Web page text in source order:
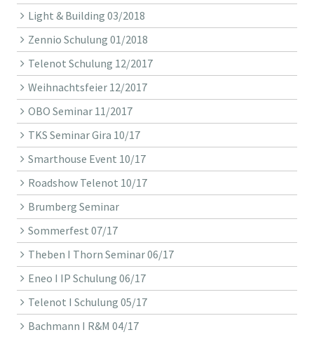
Light & Building 03/2018
Zennio Schulung 01/2018
Telenot Schulung 12/2017
Weihnachtsfeier 12/2017
OBO Seminar 11/2017
TKS Seminar Gira 10/17
Smarthouse Event 10/17
Roadshow Telenot 10/17
Brumberg Seminar
Sommerfest 07/17
Theben I Thorn Seminar 06/17
Eneo I IP Schulung 06/17
Telenot I Schulung 05/17
Bachmann I R&M 04/17